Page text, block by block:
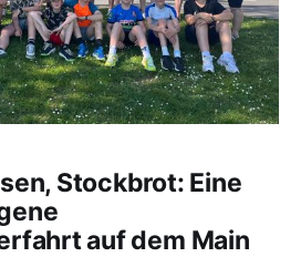
Stockbrot: Eine
auf dem Main